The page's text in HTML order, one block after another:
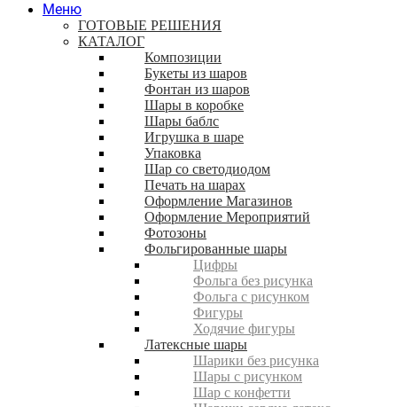
Меню
ГОТОВЫЕ РЕШЕНИЯ
КАТАЛОГ
Композиции
Букеты из шаров
Фонтан из шаров
Шары в коробке
Шары баблс
Игрушка в шаре
Упаковка
Шар со светодиодом
Печать на шарах
Оформление Магазинов
Оформление Мероприятий
Фотозоны
Фольгированные шары
Цифры
Фольга без рисунка
Фольга с рисунком
Фигуры
Ходячие фигуры
Латексные шары
Шарики без рисунка
Шары с рисунком
Шар с конфетти